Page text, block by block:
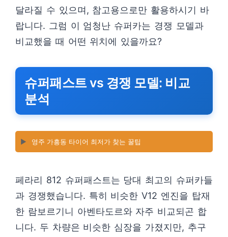
달라질 수 있으며, 참고용으로만 활용하시기 바
랍니다. 그럼 이 엄청난 슈퍼카는 경쟁 모델과
비교했을 때 어떤 위치에 있을까요?
슈퍼패스트 vs 경쟁 모델: 비교
분석
▶️ 영주 가흥동 타이어 최저가 찾는 꿀팁
페라리 812 슈퍼패스트는 당대 최고의 슈퍼카들
과 경쟁했습니다. 특히 비슷한 V12 엔진을 탑재
한 람보르기니 아벤타도르와 자주 비교되곤 합
니다. 두 차량은 비슷한 심장을 가졌지만, 추구